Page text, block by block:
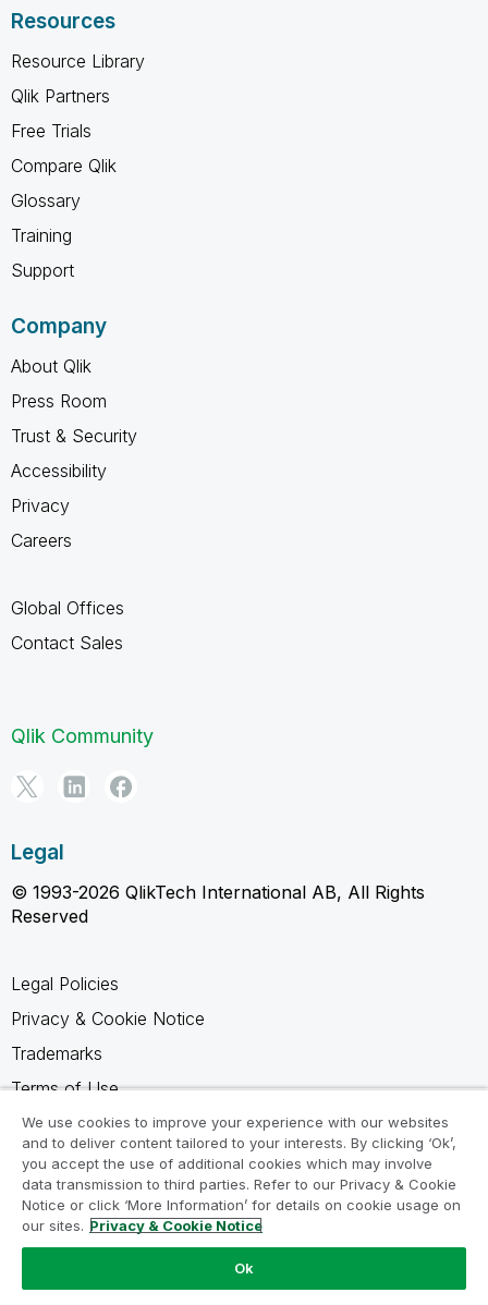
Resources
Resource Library
Qlik Partners
Free Trials
Compare Qlik
Glossary
Training
Support
Company
About Qlik
Press Room
Trust & Security
Accessibility
Privacy
Careers
Global Offices
Contact Sales
Qlik Community
Legal
© 1993-2026 QlikTech International AB, All Rights
Reserved
Legal Policies
Privacy & Cookie Notice
Trademarks
Terms of Use
Legal Agreements
Product Terms
Do not share my info
We use cookies to improve your experience with our websites
and to deliver content tailored to your interests. By clicking ‘Ok’,
you accept the use of additional cookies which may involve
data transmission to third parties. Refer to our Privacy & Cookie
Notice or click ‘More Information’ for details on cookie usage on
our sites. Privacy & Cookie Notice
Ok